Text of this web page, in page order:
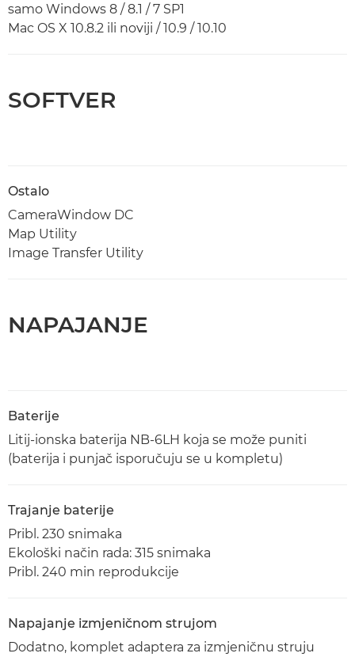
samo Windows 8 / 8.1 / 7 SP1
Mac OS X 10.8.2 ili noviji / 10.9 / 10.10
SOFTVER
Ostalo
CameraWindow DC
Map Utility
Image Transfer Utility
NAPAJANJE
Baterije
Litij-ionska baterija NB-6LH koja se može puniti
(baterija i punjač isporučuju se u kompletu)
Trajanje baterije
Pribl. 230 snimaka
Ekološki način rada: 315 snimaka
Pribl. 240 min reprodukcije
Napajanje izmjeničnom strujom
Dodatno, komplet adaptera za izmjeničnu struju